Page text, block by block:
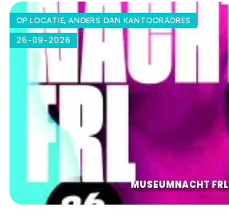
OP LOCATIE, ANDERS DAN KANTOORADRES
26-09-2026
MUSEUMNACHT FRL